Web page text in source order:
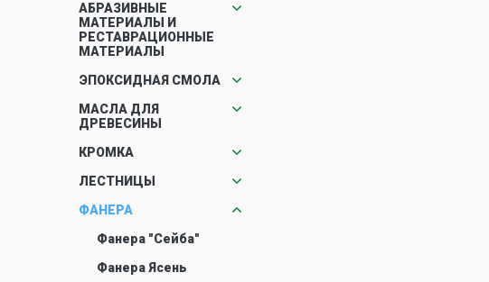
АБРАЗИВНЫЕ
МАТЕРИАЛЫ И
РЕСТАВРАЦИОННЫЕ
МАТЕРИАЛЫ
ЭПОКСИДНАЯ СМОЛА
МАСЛА ДЛЯ
ДРЕВЕСИНЫ
КРОМКА
ЛЕСТНИЦЫ
ФАНЕРА
Фанера "Сейба"
Фанера Ясень